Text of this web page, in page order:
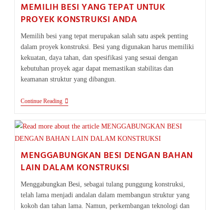
ANDA
BELI
MEMILIH BESI YANG TEPAT UNTUK
PROYEK KONSTRUKSI ANDA
Memilih besi yang tepat merupakan salah satu aspek penting
dalam proyek konstruksi. Besi yang digunakan harus memiliki
kekuatan, daya tahan, dan spesifikasi yang sesuai dengan
kebutuhan proyek agar dapat memastikan stabilitas dan
keamanan struktur yang dibangun.
Continue ReadingMEMILIH
TEPAT
PROYEK
ANDA
MENGGABUNGKAN BESI DENGAN BAHAN
LAIN DALAM KONSTRUKSI
Menggabungkan Besi, sebagai tulang punggung konstruksi,
telah lama menjadi andalan dalam membangun struktur yang
kokoh dan tahan lama. Namun, perkembangan teknologi dan